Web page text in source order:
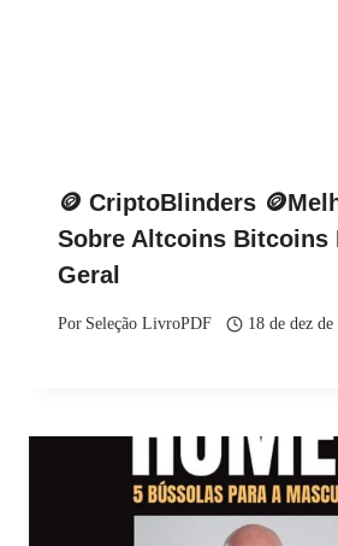
🪙 CriptoBlinders
Sobre Altcoins Bitcoins
Geral
Por Seleção LivroPDF 18 de dez